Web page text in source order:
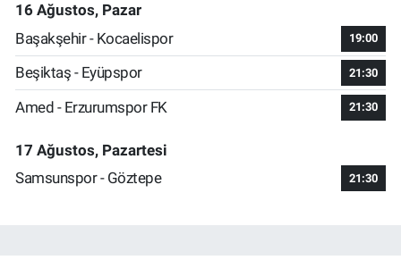
16 Ağustos, Pazar
Başakşehir - Kocaelispor
19:00
Beşiktaş - Eyüpspor 21:30
Amed - Erzurumspor FK 21:30
17 Ağustos, Pazartesi
Samsunspor - Göztepe
21:30